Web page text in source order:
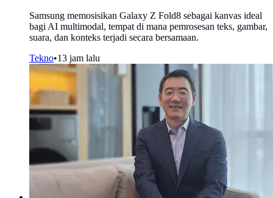
Samsung memosisikan Galaxy Z Fold8 sebagai kanvas ideal
bagi AI multimodal, tempat di mana pemrosesan teks, gambar,
suara, dan konteks terjadi secara bersamaan.
Tekno•13 jam lalu